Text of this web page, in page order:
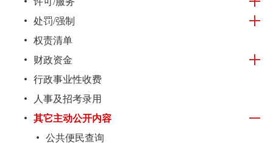
处罚/强制
权责清单
财政资金
行政事业性收费
人事及招考录用
其它主动公开内容
公共便民查询